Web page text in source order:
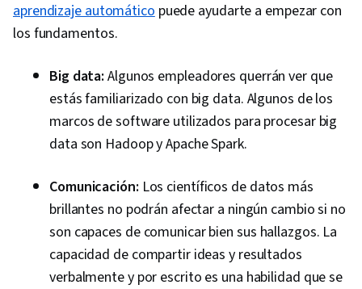
aprendizaje automáticopuede ayudarte a empezar con
los fundamentos.
Big data: Algunos empleadores querrán ver que
estás familiarizado con big data. Algunos de los
marcos de software utilizados para procesar big
data son Hadoop y Apache Spark.
Comunicación: Los científicos de datos más
brillantes no podrán afectar a ningún cambio si no
son capaces de comunicar bien sus hallazgos. La
capacidad de compartir ideas y resultados
verbalmente y por escrito es una habilidad que se